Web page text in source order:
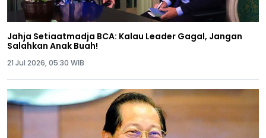
Jahja Setiaatmadja BCA: Kalau Leader Gagal, Jangan
Salahkan Anak Buah!
21 Jul 2026, 05:30 WIB